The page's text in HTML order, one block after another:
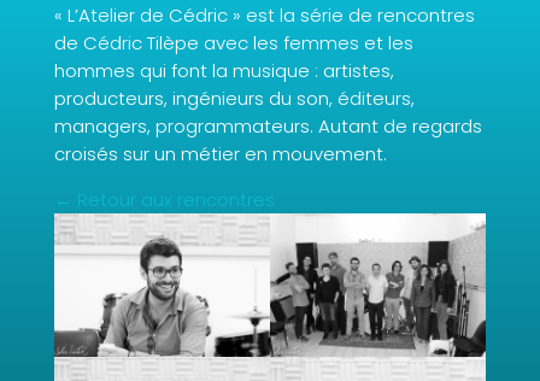
« L’Atelier de Cédric » est la série de rencontres
de Cédric Tilèpe avec les femmes et les
hommes qui font la musique : artistes,
producteurs, ingénieurs du son, éditeurs,
managers, programmateurs. Autant de regards
croisés sur un métier en mouvement.
← Retour aux rencontres